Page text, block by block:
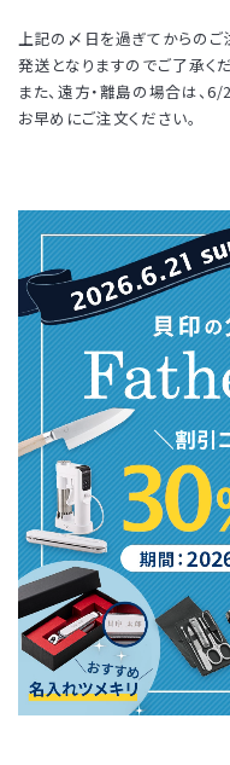
上記の〆日を過ぎてからのご
発送となりますのでご了承くだ
また、遠方・離島の場合は、
お早めにご注文ください。